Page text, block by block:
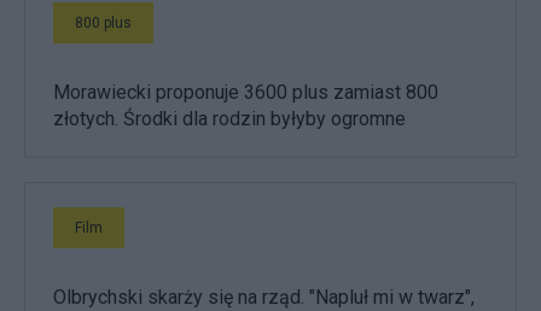
800 plus
Morawiecki proponuje 3600 plus zamiast 800
złotych. Środki dla rodzin byłyby ogromne
Film
Olbrychski skarży się na rząd. "Napluł mi w twarz",